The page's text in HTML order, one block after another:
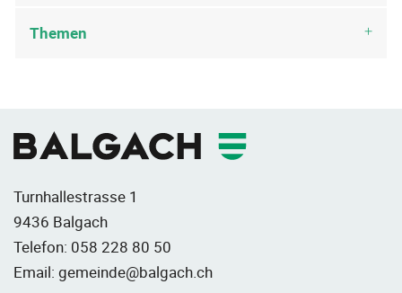
Themen
Turnhallestrasse 1
9436 Balgach
Telefon: 058 228 80 50
Email: gemeinde@balgach.ch